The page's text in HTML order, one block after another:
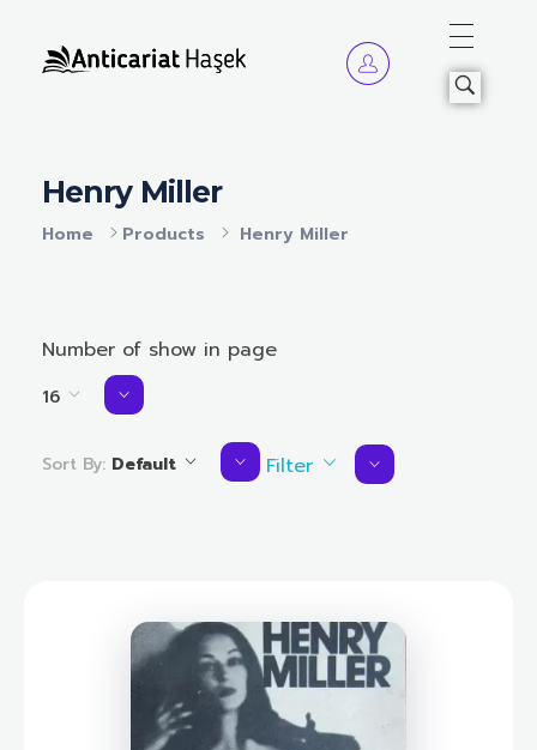
Home Products Henry Miller
Henry Miller
Number of show in page
16
Sort By: Default Filter